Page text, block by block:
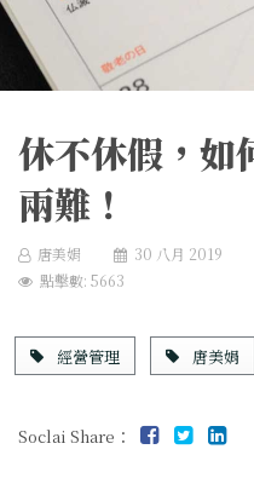
休不休假，如
兩難！
唐美娟 30 八月 2019
點擊數: 5663
經營管理 唐美娟
Soclai Share：